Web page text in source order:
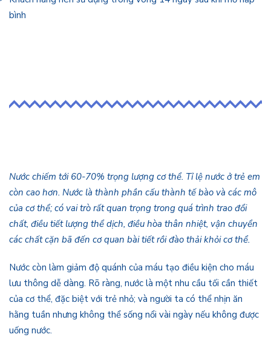
bình
Nước chiếm tới 60-70% trọng lượng cơ thể. Tỉ lệ nước ở trẻ em
còn cao hơn. Nước là thành phần cấu thành tế bào và các mô
của cơ thể; có vai trò rất quan trọng trong quá trình trao đổi
chất, điều tiết lượng thể dịch, điều hòa thân nhiệt, vận chuyển
các chất cặn bã đến cơ quan bài tiết rồi đào thải khỏi cơ thể.
Nước còn làm giảm độ quánh của máu tạo điều kiện cho máu
lưu thông dễ dàng. Rõ ràng, nước là một nhu cầu tối cần thiết
của cơ thể, đặc biệt với trẻ nhỏ; và người ta có thể nhịn ăn
hằng tuần nhưng không thể sống nổi vài ngày nếu không được
uống nước.